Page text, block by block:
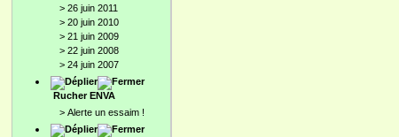
> 26 juin 2011
> 20 juin 2010
> 21 juin 2009
> 22 juin 2008
> 24 juin 2007
Rucher ENVA
> Alerte un essaim !